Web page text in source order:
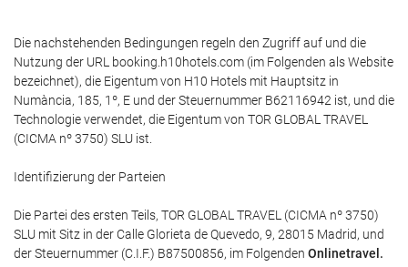
Die nachstehenden Bedingungen regeln den Zugriff auf und die
Nutzung der URL booking.h10hotels.com (im Folgenden als Website
bezeichnet), die Eigentum von H10 Hotels mit Hauptsitz in
Numància, 185, 1º, E und der Steuernummer B62116942 ist, und die
Technologie verwendet, die Eigentum von TOR GLOBAL TRAVEL
(CICMA nº 3750) SLU ist.
Identifizierung der Parteien
Die Partei des ersten Teils, TOR GLOBAL TRAVEL (CICMA nº 3750)
SLU mit Sitz in der Calle Glorieta de Quevedo, 9, 28015 Madrid, und
der Steuernummer (C.I.F.) B87500856, im Folgenden Onlinetravel .